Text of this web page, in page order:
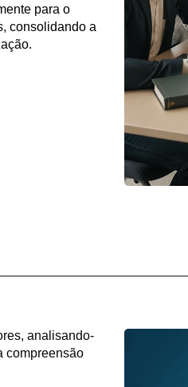
para o
consolidando a
analisando-
compreensão